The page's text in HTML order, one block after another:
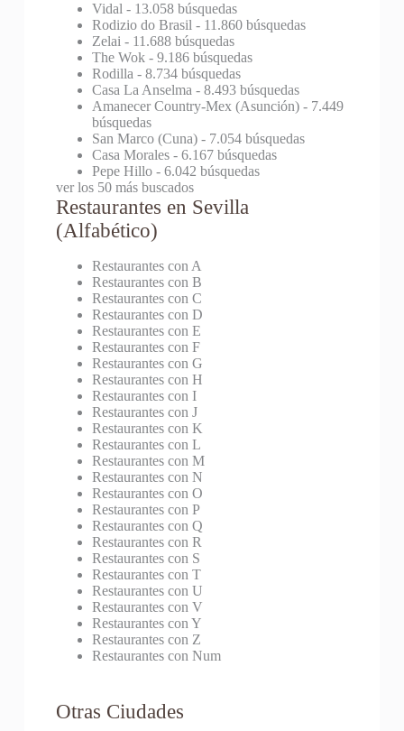
Vidal - 13.058 búsquedas
Rodizio do Brasil - 11.860 búsquedas
Zelai - 11.688 búsquedas
The Wok- 9.186 búsquedas
Rodilla - 8.734 búsquedas
Casa La Anselma - 8.493 búsquedas
Amanecer Country-Mex (Asunción)- 7.449
búsquedas
San Marco (Cuna)- 7.054 búsquedas
Casa Morales- 6.167 búsquedas
Pepe Hillo- 6.042 búsquedas
ver los 50 más buscados
Restaurantes en Sevilla
(Alfabético)
Restaurantes con A
Restaurantes con B
Restaurantes con C
Restaurantes con D
Restaurantes con E
Restaurantes con F
Restaurantes con G
Restaurantes con H
Restaurantes con I
Restaurantes con J
Restaurantes con K
Restaurantes con L
Restaurantes con M
Restaurantes con N
Restaurantes con O
Restaurantes con P
Restaurantes con Q
Restaurantes con R
Restaurantes con S
Restaurantes con T
Restaurantes con U
Restaurantes con V
Restaurantes con Y
Restaurantes con Z
Restaurantes con Num
Otras Ciudades